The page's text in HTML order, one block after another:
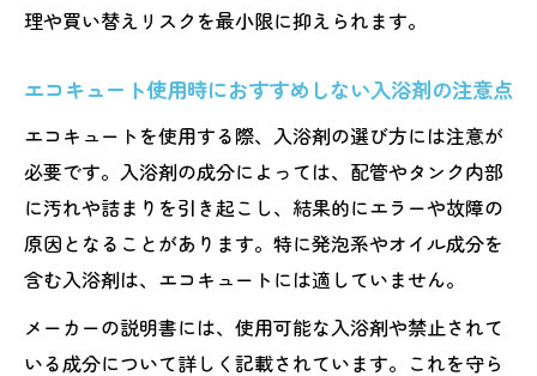
理や買い替えリスクを最小限に抑えられます。
エコキュート使用時におすすめしない入浴剤の注意点
エコキュートを使用する際、入浴剤の選び方には注意が
必要です。入浴剤の成分によっては、配管やタンク内部
に汚れや詰まりを引き起こし、結果的にエラーや故障の
原因となることがあります。特に発泡系やオイル成分を
含む入浴剤は、エコキュートには適していません。
メーカーの説明書には、使用可能な入浴剤や禁止されて
いる成分について詳しく記載されています。これを守ら